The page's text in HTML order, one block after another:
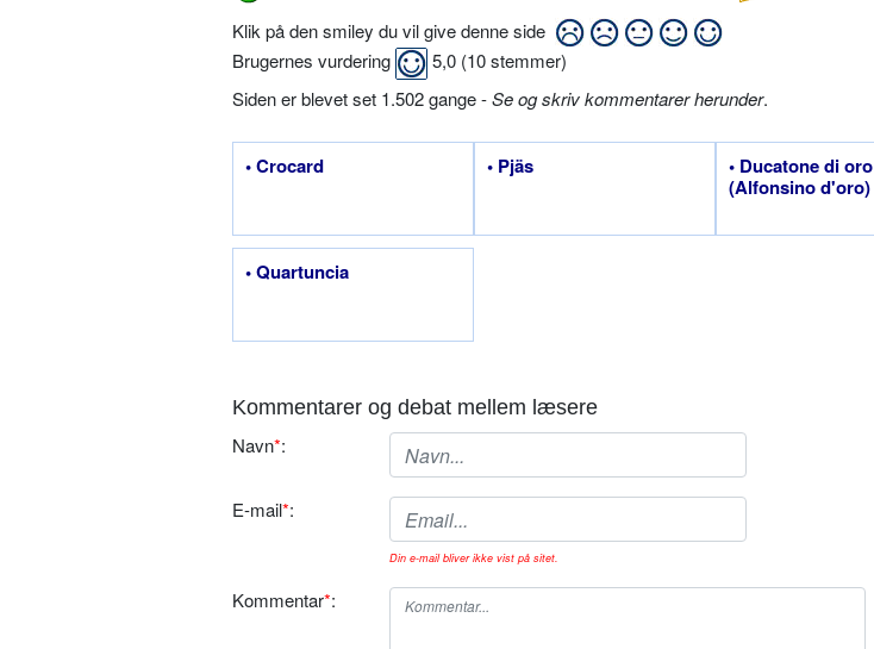
Klik på den smiley du vil give denne side
Brugernes vurdering
5,0 (10stemmer)
Siden er blevet set 1.502 gange -Se og skriv kommentarer herunder.
• Crocard • Pjäs
• Ducatone di oro
(Alfonsino d'oro)
• Quartuncia
Kommentarer og debat mellem læsere
Navn*:
E-mail*:
Din e-mail bliver ikke vist på sitet.
Kommentar*: